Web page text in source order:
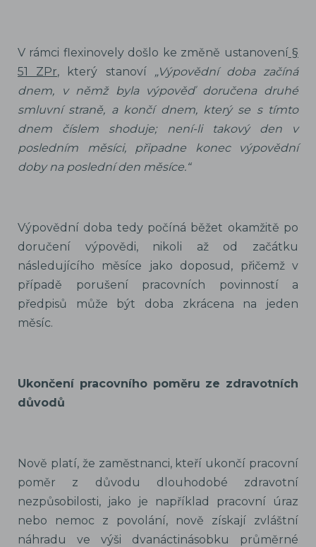
V rámci flexinovely došlo ke změně ustanovení§
51 ZPr, který stanoví „Výpovědní doba začíná
dnem, v němž byla výpověď doručena druhé
smluvní straně, a končí dnem, který se s tímto
dnem číslem shoduje; není-li takový den v
posledním měsíci, připadne konec výpovědní
doby na poslední den měsíce.“
Výpovědní doba tedy počíná běžet okamžitě po
doručení výpovědi, nikoli až od začátku
následujícího měsíce jako doposud, přičemž v
případě porušení pracovních povinností a
předpisů může být doba zkrácena na jeden
měsíc.
Ukončení pracovního poměru ze zdravotních
důvodů
Nově platí, že zaměstnanci, kteří ukončí pracovní
poměr z důvodu dlouhodobé zdravotní
nezpůsobilosti, jako je například pracovní úraz
nebo nemoc z povolání, nově získají zvláštní
náhradu ve výši dvanáctinásobku průměrné